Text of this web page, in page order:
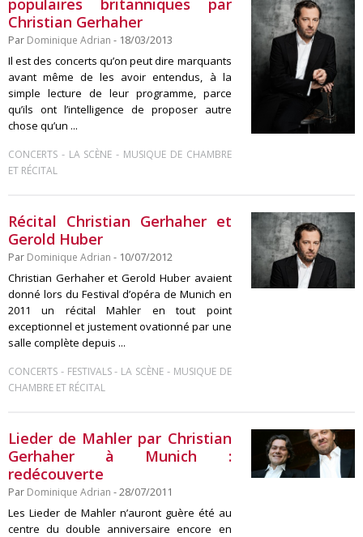
populaires britanniques par
Christian Gerhaher
Par Dominique Adrian - 18/03/2013
Il est des concerts qu’on peut dire marquants
avant même de les avoir entendus, à la
simple lecture de leur programme, parce
qu’ils ont l’intelligence de proposer autre
chose qu’un ...
CONCERTS - LA SCÈNE - MUSIQUE DE CHAMBRE
ET RÉCITAL
Récital Christian Gerhaher et
Gerold Huber
Par Dominique Adrian - 10/07/2012
Christian Gerhaher et Gerold Huber avaient
donné lors du Festival d’opéra de Munich en
2011 un récital Mahler en tout point
exceptionnel et justement ovationné par une
salle complète depuis ...
CONCERTS - FESTIVALS- LA SCÈNE - MUSIQUE DE
CHAMBRE ET RÉCITAL
Lieder de Mahler par Christian
Gerhaher à Munich :
redécouverte
Par Dominique Adrian - 28/07/2011
Les Lieder de Mahler n’auront guère été au
centre du double anniversaire encore en